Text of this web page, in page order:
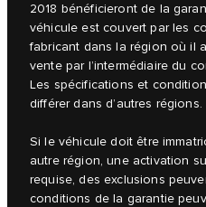
2018 bénéficieront de la
véhicule est couvert par les
fabricant dans la région où il
vente par l’intermédiaire du
Les spécifications et
différer dans d’autres régions.
Si le véhicule doit être
autre région, une activation
requise, des exclusions
conditions de la garantie